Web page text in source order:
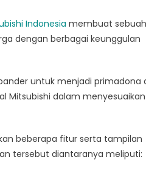
Indonesia membuat sebuah
dengan berbagai keunggulan
untuk menjadi primadona
Mitsubishi dalam menyesuaikan
beberapa fitur serta tampilan
tersebut diantaranya meliputi: